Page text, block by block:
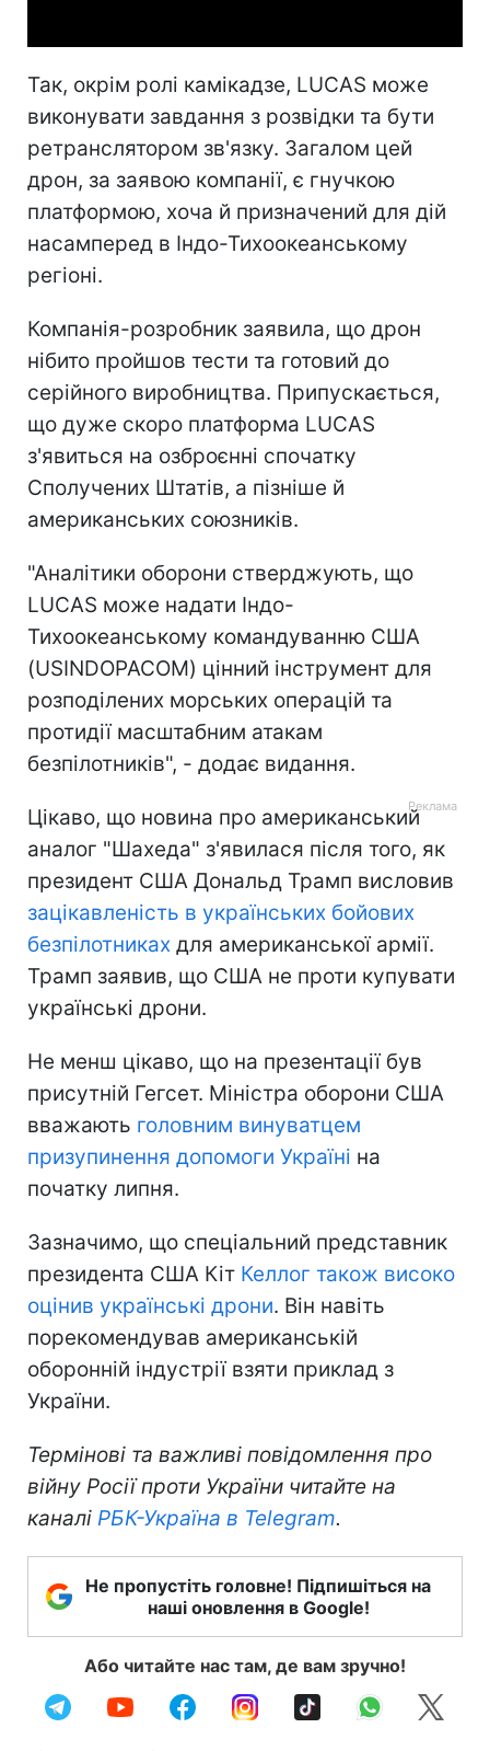
Так, окрім ролі камікадзе, LUCAS може
виконувати завдання з розвідки та бути
ретранслятором зв'язку. Загалом цей
дрон, за заявою компанії, є гнучкою
платформою, хоча й призначений для дій
насамперед в Індо-Тихоокеанському
регіоні.
Компанія-розробник заявила, що дрон
нібито пройшов тести та готовий до
серійного виробництва. Припускається,
що дуже скоро платформа LUCAS
з'явиться на озброєнні спочатку
Сполучених Штатів, а пізніше й
американських союзників.
"Аналітики оборони стверджують, що
LUCAS може надати Індо-
Тихоокеанському командуванню США
(USINDOPACOM) цінний інструмент для
розподілених морських операцій та
протидії масштабним атакам
безпілотників", - додає видання.
Цікаво, що новина про американський
аналог "Шахеда" з'явилася після того, як
президент США Дональд Трамп висловив
зацікавленість в українських бойових
безпілотниках для американської армії.
Трамп заявив, що США не проти купувати
українські дрони.
Не менш цікаво, що на презентації був
присутній Гегсет. Міністра оборони США
вважають головним винуватцем
призупинення допомоги Україні на
початку липня.
Зазначимо, що спеціальний представник
президента США Кіт Келлог також високо
оцінив українські дрони. Він навіть
порекомендував американській
оборонній індустрії взяти приклад з
України.
Термінові та важливі повідомлення про
війну Росії проти України читайте на
каналі РБК-Україна в Telegram.
Не пропустіть головне! Підпишіться на
наші оновлення в Google!
Або читайте нас там, де вам зручно!